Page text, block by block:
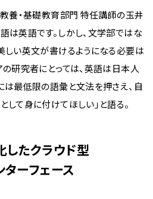
養・基礎教育部門 特任講師の玉井
は英語です。しかし、文学部ではな
しい英文が書けるようになる必要は
の研究者にとっては、英語は日本人
は最低限の語彙と文法を押さえ、自
て身に付けてほしい」と語る。
したクラウド型
ーフェース